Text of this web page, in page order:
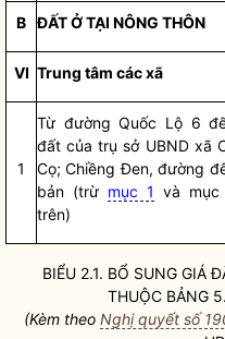
B ĐẤT Ở TẠI NÔNG THÔN
VI Trung tâm các xã
1
Từ đường Quốc Lộ 6
đất của trụ sở UBND xã
Cọ; Chiềng Đen, đường
bản (trừ mục 1 và
trên)
BIỂU 2.1. BỔ SUNG GIÁ
THUỘC BẢNG
(Kèm theo Nghị quyết số